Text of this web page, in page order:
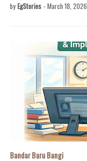
by EgStories - March 18, 2026
Bandar Baru Bangi